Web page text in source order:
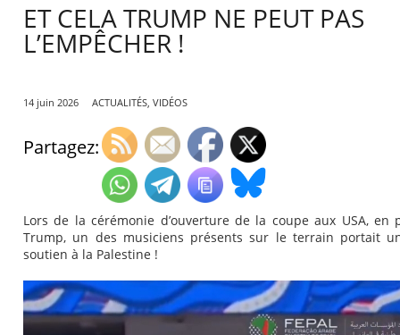
ET CELA TRUMP NE PEUT PAS
L’EMPÊCHER !
14 juin 2026 ACTUALITÉS VIDÉOS
Partagez:
Lors de la cérémonie d’ouverture de la coupe aux USA, en
Trump, un des musiciens présents sur le terrain portait
soutien à la Palestine !